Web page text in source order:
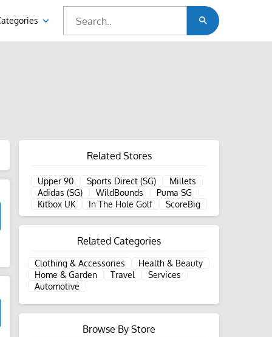
Related Stores
Upper 90 Sports Direct (SG)
Millets
Adidas (SG)
WildBounds
Puma SG
Kitbox UK
In The Hole Golf ScoreBig
Related Categories
Clothing & Accessories
Health & Beauty
Home & Garden
Travel
Services
Automotive
Browse By Store